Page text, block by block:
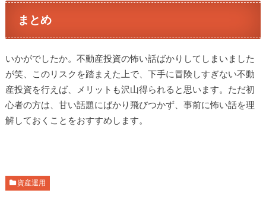
まとめ
いかがでしたか。不動産投資の怖い話ばかりしてしまいました
が笑、このリスクを踏まえた上で、下手に冒険しすぎない不動
産投資を行えば、メリットも沢山得られると思います。ただ初
心者の方は、甘い話題にばかり飛びつかず、事前に怖い話を理
解しておくことをおすすめします。
資産運用